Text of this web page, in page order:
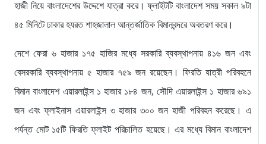
হাজী নিয়ে বাংলাদেশের উদ্দেশে যাত্রা করে। ফ্লাইটটি বাংলাদেশ সময় সকাল ৯টা
৪৫ মিনিটে ঢাকার হযরত শাহজালাল আন্তর্জাতিক বিমানবন্দরে অবতরণ করে।
দেশে ফেরা ৬ হাজার ১৭৫ হাজির মধ্যে সরকারি ব্যবস্থাপনায় ৪১৬ জন এবং
বেসরকারি ব্যবস্থাপনায় ৫ হাজার ৭৫৯ জন রয়েছেন। ফিরতি যাত্রী পরিবহনে
বিমান বাংলাদেশ এয়ারলাইন্স ১ হাজার ১৮৪ জন, সৌদি এয়ারলাইন্স ১ হাজার ৬৯১
জন এবং ফ্লাইনাস এয়ারলাইন্স ৩ হাজার ৩০০ জন হাজী পরিবহন করেছে। এ
পর্যন্ত মোট ১৫টি ফিরতি ফ্লাইট পরিচালিত হয়েছে। এর মধ্যে বিমান বাংলাদেশ